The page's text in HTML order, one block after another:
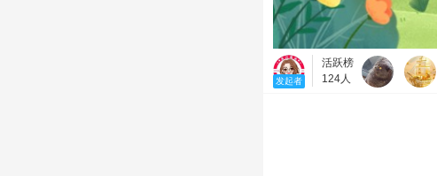
发起者
活跃榜
124人